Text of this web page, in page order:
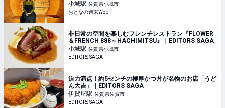
小城駅 佐賀県小城市
おとなの週末Web
非日常の空間を楽しむフレンチレストラン『FLOWER
＆FRENCH 888～HACHIMITSU』｜EDITORS SAGA
小城駅 佐賀県小城市
EDITORS SAGA
迫力満点！約5センチの極厚かつ丼が名物のお店「うど
ん大吉」｜EDITORS SAGA
伊賀屋駅 佐賀県佐賀市
EDITORS SAGA